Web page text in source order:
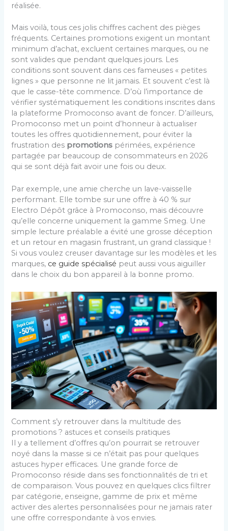
réalisée.
Mais voilà, tous ces jolis chiffres cachent des pièges
fréquents. Certaines promotions exigent un montant
minimum d’achat, excluent certaines marques, ou ne
sont valides que pendant quelques jours. Les
conditions sont souvent dans ces fameuses « petites
lignes » que personne ne lit jamais. Et souvent c’est là
que le casse-tête commence. D’où l’importance de
vérifier systématiquement les conditions inscrites dans
la plateforme Promoconso avant de foncer. D’ailleurs,
Promoconso met un point d’honneur à actualiser
toutes les offres quotidiennement, pour éviter la
frustration des promotions périmées, expérience
partagée par beaucoup de consommateurs en 2026
qui se sont déjà fait avoir une fois ou deux.
Par exemple, une amie cherche un lave-vaisselle
performant. Elle tombe sur une offre à 40 % sur
Electro Dépôt grâce à Promoconso, mais découvre
qu’elle concerne uniquement la gamme Smeg. Une
simple lecture préalable a évité une grosse déception
et un retour en magasin frustrant, un grand classique !
Si vous voulez creuser davantage sur les modèles et les
marques, ce guide spécialisé peut aussi vous aiguiller
dans le choix du bon appareil à la bonne promo.
Comment s’y retrouver dans la multitude des
promotions ? astuces et conseils pratiques
Il y a tellement d’offres qu’on pourrait se retrouver
noyé dans la masse si ce n’était pas pour quelques
astuces hyper efficaces. Une grande force de
Promoconso réside dans ses fonctionnalités de tri et
de comparaison. Vous pouvez en quelques clics filtrer
par catégorie, enseigne, gamme de prix et même
activer des alertes personnalisées pour ne jamais rater
une offre correspondante à vos envies.